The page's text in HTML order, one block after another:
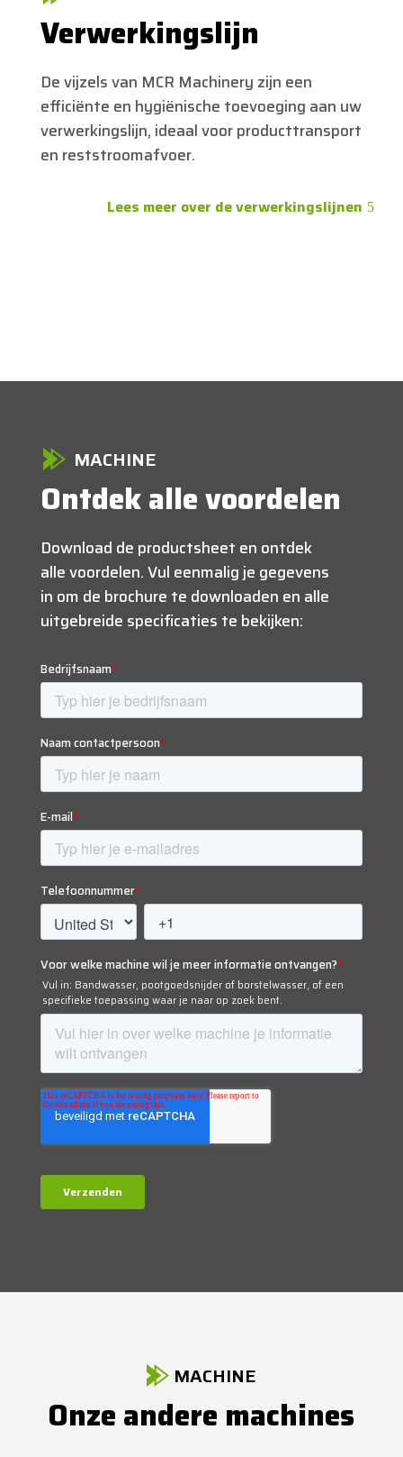
Verwerkingslijn
De vijzels van MCR Machinery zijn een
efficiënte en hygiënische toevoeging aan uw
verwerkingslijn, ideaal voor producttransport
en reststroomafvoer.
Lees meer over de verwerkingslijnen
MACHINE
Ontdek alle voordelen
Download de productsheet en ontdek
alle voordelen. Vul eenmalig je gegevens
in om de brochure te downloaden en alle
uitgebreide specificaties te bekijken:
MACHINE
Onze andere machines